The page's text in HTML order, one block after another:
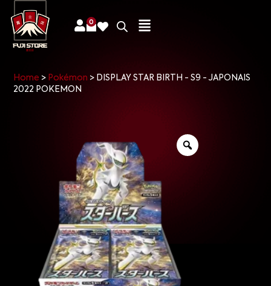
0
Home > Pokémon > DISPLAY STAR BIRTH - S9 - JAPONAIS
2022 POKEMON